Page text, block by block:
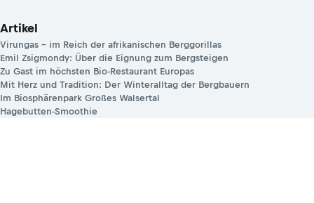
Artikel
Virungas – im Reich der afrikanischen Berggorillas
Emil Zsigmondy: Über die Eignung zum Bergsteigen
Zu Gast im höchsten Bio-Restaurant Europas
Mit Herz und Tradition: Der Winteralltag der Bergbauern
Im Biosphärenpark Großes Walsertal
Hagebutten-Smoothie